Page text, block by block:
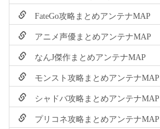
FateGo攻略まとめアンテナMAP
アニメ声優まとめアンテナMAP
なんJ傑作まとめアンテナMAP
モンスト攻略まとめアンテナMAP
シャドバ攻略まとめアンテナMAP
プリコネ攻略まとめアンテナMAP